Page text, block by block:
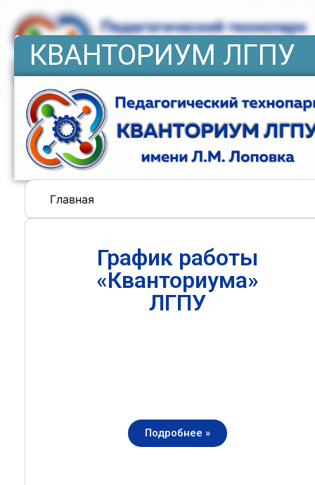
КВАНТОРИУМ ЛГПУ
Главная
График работы
«Кванториума»
ЛГПУ
Подробнее »